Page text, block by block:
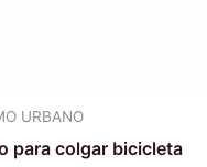
URBANO
para colgar bicicleta